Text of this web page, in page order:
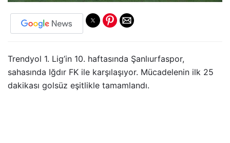
Trendyol 1. Lig’in 10. haftasında Şanlıurfaspor,
sahasında Iğdır FK ile karşılaşıyor. Mücadelenin ilk 25
dakikası golsüz eşitlikle tamamlandı.